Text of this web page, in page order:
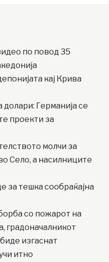
по повод 35
кај Крива
Германија се
проекти за
молчи за
Село, а насилниците
за тешка сообраќајна
со пожарот на
градоначалникот
изгаснат
итно